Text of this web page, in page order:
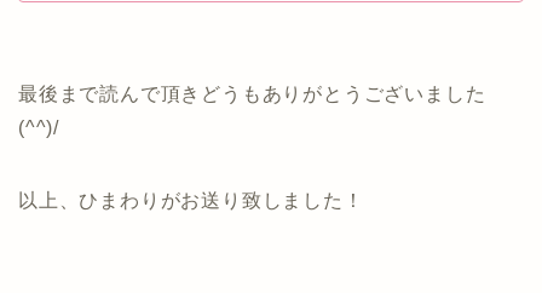
最後まで読んで頂きどうもありがとうございました
(^^)/
以上、ひまわりがお送り致しました！